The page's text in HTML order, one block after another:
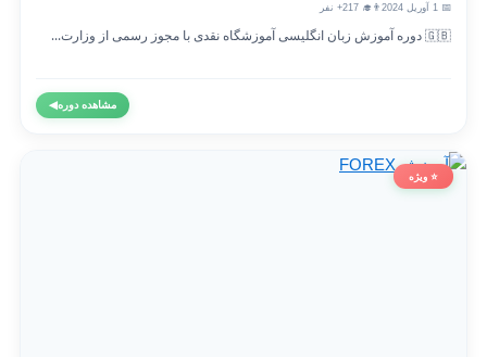
👨‍🎓 217+ نفر
🇬🇧 دوره آموزش زبان انگلیسی آموزشگاه نقدی با مجوز رسمی از وزارت...
مشاهده دوره◀
⭐ ویژه